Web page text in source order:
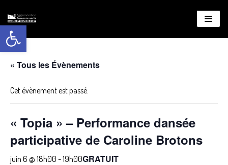
Ouvrir la barre d’outils
Aller
au
contenu
« Tous les Évènements
Cet évènement est passé.
« Topia » – Performance dansée
participative de Caroline Brotons
juin 6 @ 18h00 -19h00GRATUIT